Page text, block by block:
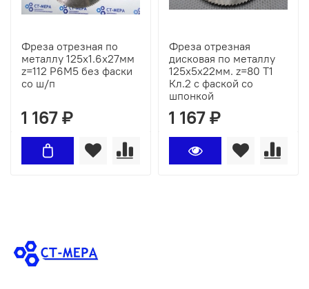
Фреза отрезная по
металлу 125х1.6х27мм
z=112 Р6М5 без фаски
со ш/п
1 167 ₽
Фреза отрезная
дисковая по металлу
125х5х22мм. z=80 Т1
Кл.2 с фаской со
шпонкой
1 167 ₽